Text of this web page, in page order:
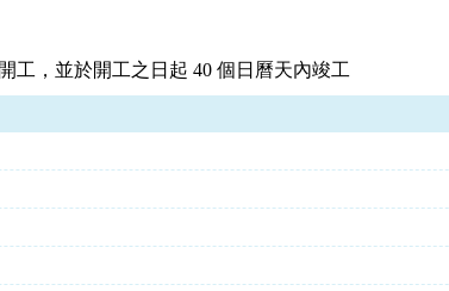
工，並於開工之日起 40 個日曆天內竣工